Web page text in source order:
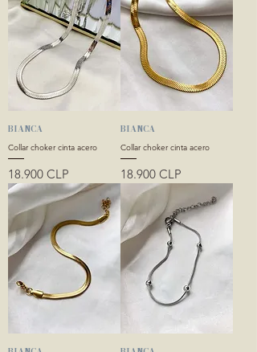
BIANCA
Collar choker cinta acero
Precio
18.900 CLP
BIANCA
Collar choker cinta acero
Precio
18.900 CLP